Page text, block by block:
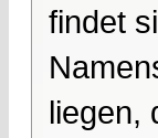
findet
liegen,